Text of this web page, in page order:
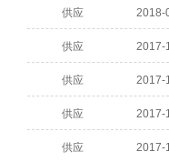
供应 2018-
供应 2017-
供应 2017-
供应 2017-
供应 2017-